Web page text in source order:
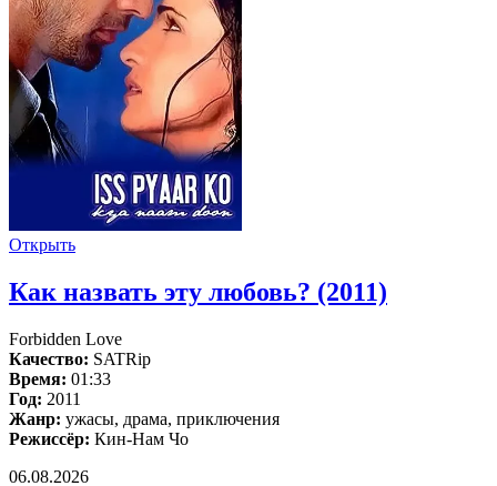
Открыть
Как назвать эту любовь? (2011)
Forbidden Love
Качество: SATRip
Время: 01:33
Год: 2011
Жанр: ужасы, драма, приключения
Режиссёр: Кин-Нам Чо
06.08.2026